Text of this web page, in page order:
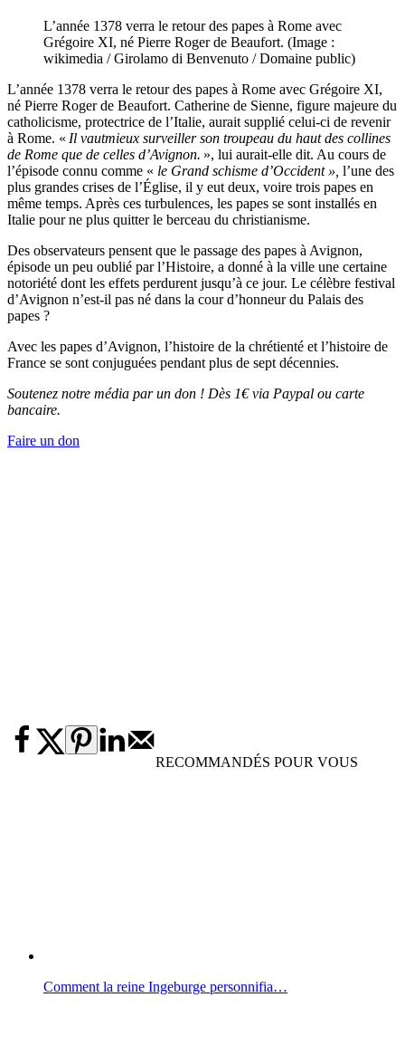
L’année 1378 verra le retour des papes à Rome avec
Grégoire XI, né Pierre Roger de Beaufort. (Image :
wikimedia / Girolamo di Benvenuto / Domaine public)
L’année 1378 verra le retour des papes à Rome avec Grégoire XI,
né Pierre Roger de Beaufort. Catherine de Sienne, figure majeure du
catholicisme, protectrice de l’Italie, aurait supplié celui-ci de revenir
à Rome. « Il vautmieux surveiller son troupeau du haut des collines
de Rome que de celles d’Avignon. », lui aurait-elle dit. Au cours de
l’épisode connu comme « le Grand schisme d’Occident », l’une des
plus grandes crises de l’Église, il y eut deux, voire trois papes en
même temps. Après ces turbulences, les papes se sont installés en
Italie pour ne plus quitter le berceau du christianisme.
Des observateurs pensent que le passage des papes à Avignon,
épisode un peu oublié par l’Histoire, a donné à la ville une certaine
notoriété dont les effets perdurent jusqu’à ce jour. Le célèbre festival
d’Avignon n’est-il pas né dans la cour d’honneur du Palais des
papes ?
Avec les papes d’Avignon, l’histoire de la chrétienté et l’histoire de
France se sont conjuguées pendant plus de sept décennies.
Soutenez notre média par un don ! Dès 1€ via Paypal ou carte
bancaire.
Faire un don
RECOMMANDÉS POUR VOUS
Comment la reine Ingeburge personnifia…